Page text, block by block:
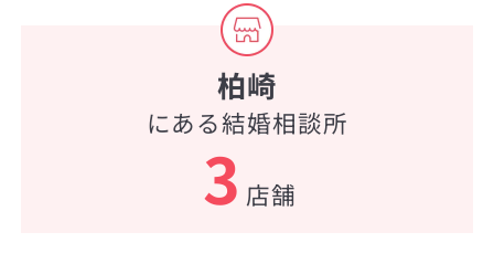
柏崎
にある結婚相談所
3 店舗